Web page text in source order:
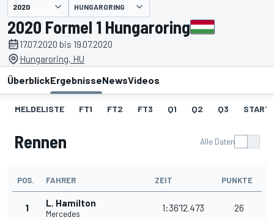
HUNGARORING
2020 Formel 1 Hungaroring
17.07.2020 bis 19.07.2020
Hungaroring, HU
ÜberblickErgebnisseNewsVideos
MELDELISTE FT1 FT2 FT3 Q1 Q2 Q3
Rennen Alle Daten
POS. FAHRER ZEIT PUNKTE
1 L. Hamilton
Mercedes
1:36'12.473 26